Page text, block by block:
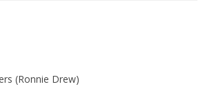
(Ronnie Drew)